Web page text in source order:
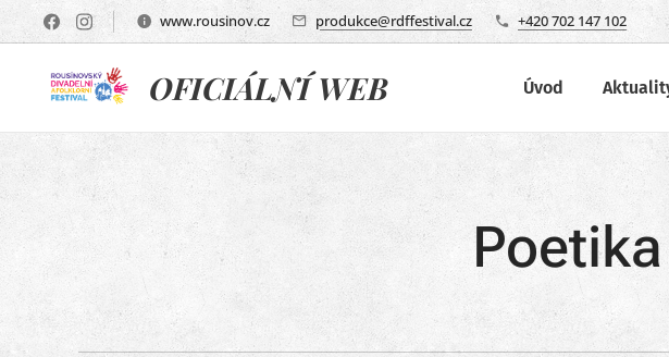
www.rousinov.cz produkce@rdffestival.cz +420 702 147 102
OFICIÁLNÍ WEB Úvod